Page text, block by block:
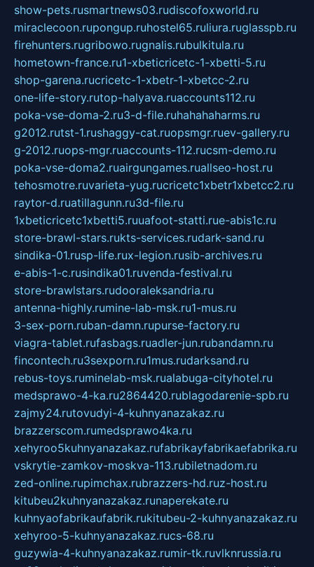
show-pets.rusmartnews03.rudiscofoxworld.ru
miraclecoon.rupongup.ruhostel65.ruliura.ruglasspb.ru
firehunters.rugribowo.rugnalis.rubulkitula.ru
hometown-france.ru1-xbeticricetc-1-xbetti-5.ru
shop-garena.rucricetc-1-xbetr-1-xbetcc-2.ru
one-life-story.rutop-halyava.ruaccounts112.ru
poka-vse-doma-2.ru3-d-file.ruhahahaharms.ru
g2012.rutst-1.rushaggy-cat.ruopsmgr.ruev-gallery.ru
g-2012.ruops-mgr.ruaccounts-112.rucsm-demo.ru
poka-vse-doma2.ruairgungames.ruallseo-host.ru
tehosmotre.ruvarieta-yug.rucricetc1xbetr1xbetcc2.ru
raytor-d.ruatillagunn.ru3d-file.ru
1xbeticricetc1xbetti5.ruuafoot-statti.rue-abis1c.ru
store-brawl-stars.rukts-services.rudark-sand.ru
sindika-01.rusp-life.rux-legion.rusib-archives.ru
e-abis-1-c.rusindika01.ruvenda-festival.ru
store-brawlstars.rudooraleksandria.ru
antenna-highly.rumine-lab-msk.ru1-mus.ru
3-sex-porn.ruban-damn.rupurse-factory.ru
viagra-tablet.rufasbags.ruadler-jun.rubandamn.ru
fincontech.ru3sexporn.ru1mus.rudarksand.ru
rebus-toys.ruminelab-msk.rualabuga-cityhotel.ru
medsprawo-4-ka.ru2864420.rublagodarenie-spb.ru
zajmy24.rutovudyi-4-kuhnyanazakaz.ru
brazzerscom.rumedsprawo4ka.ru
xehyroo5kuhnyanazakaz.rufabrikayfabrikaefabrika.ru
vskrytie-zamkov-moskva-113.rubiletnadom.ru
zed-online.rupimchax.rubrazzers-hd.ruz-host.ru
kitubeu2kuhnyanazakaz.runaperekate.ru
kuhnyaofabrikaufabrik.rukitubeu-2-kuhnyanazakaz.ru
xehyroo-5-kuhnyanazakaz.rucs-68.ru
guzywia-4-kuhnyanazakaz.rumir-tk.ruvlknrussia.ru